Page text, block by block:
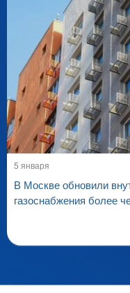
5 января
В Москве обновили
газоснабжения более